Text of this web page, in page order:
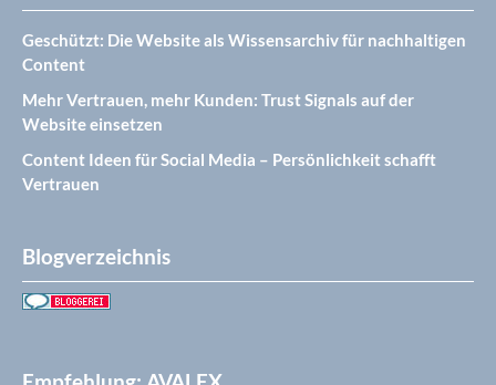
Geschützt: Die Website als Wissensarchiv für nachhaltigen
Content
Mehr Vertrauen, mehr Kunden: Trust Signals auf der
Website einsetzen
Content Ideen für Social Media – Persönlichkeit schafft
Vertrauen
Blogverzeichnis